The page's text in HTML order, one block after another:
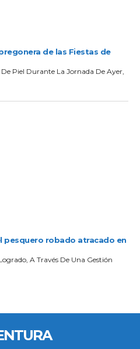
de las Fiestas de
Piel Durante La Jornada De Ayer,
pesquero robado atracado en
A Través De Una Gestión